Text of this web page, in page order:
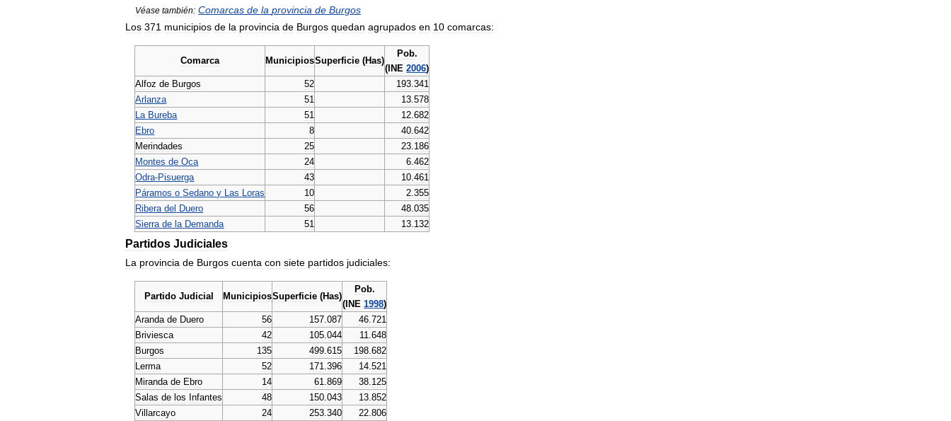
Véase también: Comarcas de la provincia de Burgos
Los 371 municipios de la provincia de Burgos quedan agrupados en 10 comarcas:
Comarca MunicipiosSuperficie (Has)
Pob.
( INE 2006)
Alfoz de Burgos 52 193 .341
Arlanza
51 13 .578
La Bureba 51 12 .682
Ebro
8 40 .642
Merindades
25 23 186
Montes de Oca 24 6 .462
Odra-Pisuerga 43 10 .461
Páramos o Sedano y Las Loras 10 2 .355
Ribera del Duero 56 48 .035
Sierra de la Demanda 51 13 132
Partidos Judiciales
La provincia de Burgos cuenta con siete partidos judiciales:
Partido Judicial MunicipiosSuperficie (Has)
Pob.
( INE 1998)
Aranda de Duero 56 157.087 46.721
Briviesca
42 105.044 11.648
Burgos
135 499.615 198.682
Lerma
52 171.396 14.521
Miranda de Ebro 14 61.869 38.125
Salas de los Infantes 48 150.043 13.852
Villarcayo
24 253.340 22.806